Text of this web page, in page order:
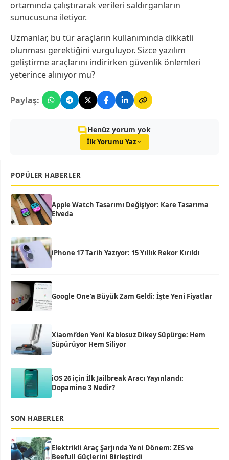
ortamında çalıştırarak verileri saldırganların
sunucusuna iletiyor.
Uzmanlar, bu tür araçların kullanımında dikkatli
olunması gerektiğini vurguluyor. Sizce yazılım
geliştirme araçlarını indirirken güvenlik önlemleri
yeterince alınıyor mu?
Paylaş:
Henüz yorum yok
İlk Yorumu Yaz
POPÜLER HABERLER
Apple Watch Tasarımı Değişiyor: Kare Tasarıma
Elveda
iPhone 17 Tarih Yazıyor: 15 Yıllık Rekor Kırıldı
Google One’a Büyük Zam Geldi: İşte Yeni Fiyatlar
Xiaomi’den Yeni Kablosuz Dikey Süpürge: Hem
Süpürüyor Hem Siliyor
iOS 26 için İlk Jailbreak Aracı Yayınlandı:
Dopamine 3 Nedir?
SON HABERLER
Elektrikli Araç Şarjında Yeni Dönem: ZES ve
Beefull Güçlerini Birleştirdi